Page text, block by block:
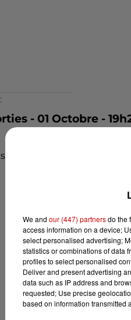
- 01 Octobre -
l'Access Alouette,
We and our (447) partnersdo the
access information on a device;
select personalised advertising;
statistics or combinations of data
profiles to select personalised
Deliver and present advertising
data such as IP address and
requested; Use precise
based on information transmitted